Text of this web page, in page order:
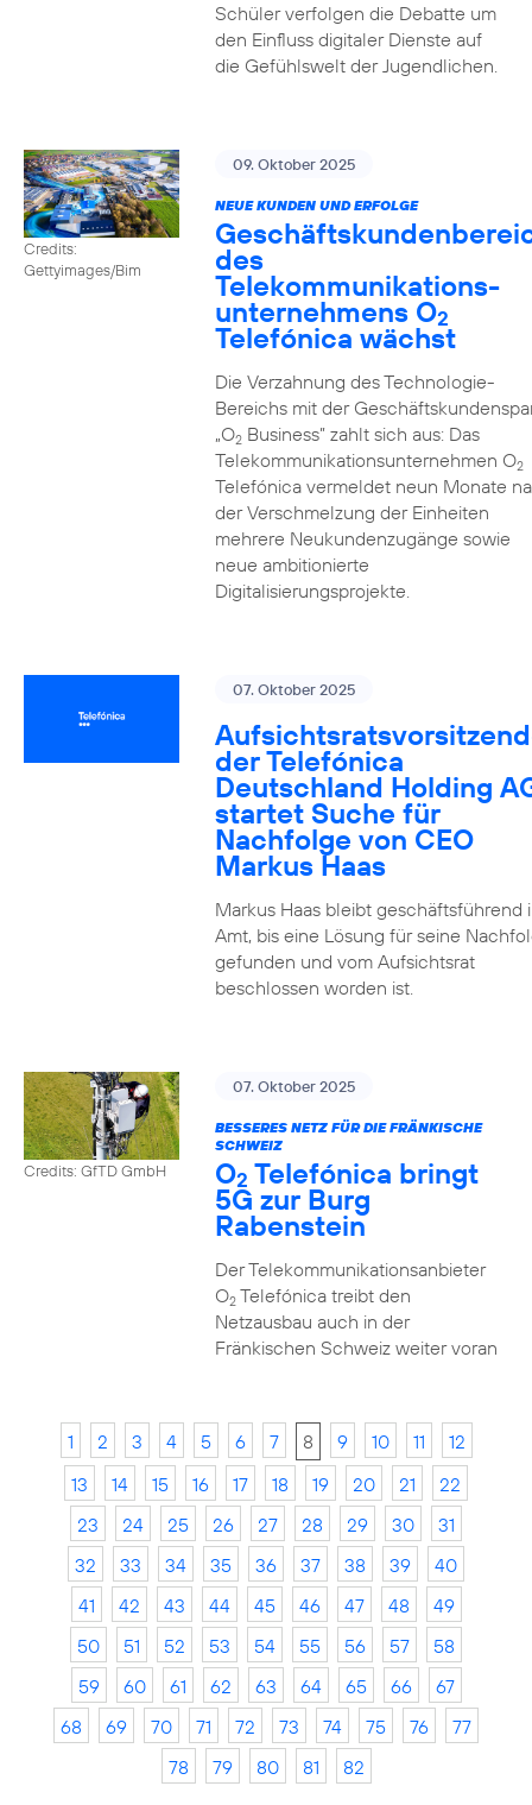
Schüler verfolgen die Debatte um
den Einfluss digitaler Dienste auf
die Gefühlswelt der Jugendlichen.
Credits:
Gettyimages/Bim
09. Oktober 2025
NEUE KUNDEN UND ERFOLGE
des
Telekommunikations­
unternehmens O2
Telefónica wächst
Die Verzahnung des Technologie-
Bereichs mit der
„O2Business” zahlt sich aus: Das
Telekommunikationsunternehmen O2
Telefónica vermeldet neun Monate
der Verschmelzung der Einheiten
mehrere Neukundenzugänge sowie
neue ambitionierte
Digitalisierungsprojekte.
07. Oktober 2025
der Telefónica
Deutschland Holding
startet Suche für
Nachfolge von CEO
Markus Haas
Markus Haas bleibt geschäftsführend
Amt, bis eine Lösung für seine
gefunden und vom Aufsichtsrat
beschlossen worden ist.
Credits: GfTD GmbH
07. Oktober 2025
BESSERES NETZ FÜR DIE FRÄNKISCHE
SCHWEIZ
O2 Telefónica bringt
5G zur Burg
Rabenstein
Der Telekommunikationsanbieter
O2Telefónica treibt den
Netzausbau auch in der
Fränkischen Schweiz weiter voran
1 2 3 4 5 6 7 8 9 10 11
12
13
14 15 16 17 18 19 20 21
22
23
24 25 26 27 28 29 30
31
32
33 34 35 36 37 38 39
40
41
42 43 44 45 46 47 48
49
50
51 52 53 54 55 56 57
58
59
60 61 62 63 64 65 66
67
68
69 70 71 72 73 74 75 76
77
78
79 80 81 82